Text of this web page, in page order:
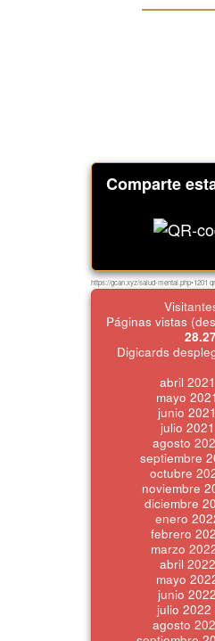
Comparte
https://gcan.xyz/salud-mental.php•1201
Páginas vistas
Digicards
abril 2021
mayo 2021
junio 2021
julio 2021
agosto
septiembre
octubre
noviembre
diciembre
enero
febrero
marzo
abril 2022
mayo
junio 2022
julio 2022
agosto